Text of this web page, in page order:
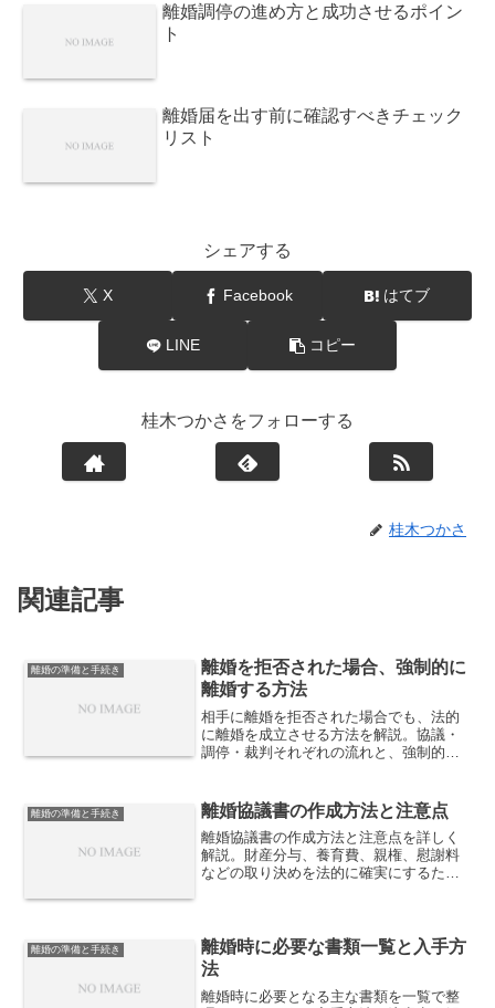
離婚調停の進め方と成功させるポイン
ト
離婚届を出す前に確認すべきチェック
リスト
シェアする
X Facebook はてブ
LINE コピー
桂木つかさをフォローする
桂木つかさ
関連記事
離婚の準備と手続き
離婚を拒否された場合、強制的に
離婚する方法
相手に離婚を拒否された場合でも、法的
に離婚を成立させる方法を解説。協議・
調停・裁判それぞれの流れと、強制的に
離婚の準備と手続き 離婚協議書の作成方法と注意点
離婚協議書の作成方法と注意点を詳しく
解説。財産分与、養育費、親権、慰謝料
などの取り決めを法的に確実にするため
離婚の準備と手続き
離婚時に必要な書類一覧と入手方
法
離婚時に必要となる主な書類を一覧で整